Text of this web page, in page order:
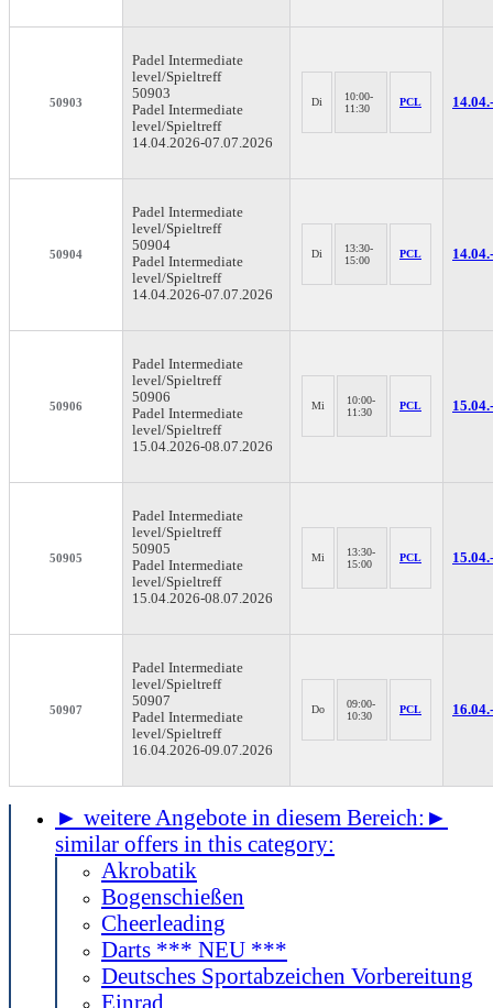
50903
Padel Intermediate
level/Spieltreff
50903
Padel Intermediate
level/Spieltreff
14.04.2026-07.07.2026
Di
10:00-
11:30
PCL 14.04.-
50904
Padel Intermediate
level/Spieltreff
50904
Padel Intermediate
level/Spieltreff
14.04.2026-07.07.2026
Di
13:30-
15:00
PCL 14.04.-
50906
Padel Intermediate
level/Spieltreff
50906
Padel Intermediate
level/Spieltreff
15.04.2026-08.07.2026
Mi
10:00-
11:30
PCL 15.04.-
50905
Padel Intermediate
level/Spieltreff
50905
Padel Intermediate
level/Spieltreff
15.04.2026-08.07.2026
Mi
13:30-
15:00
PCL 15.04.-
50907
Padel Intermediate
level/Spieltreff
50907
Padel Intermediate
level/Spieltreff
16.04.2026-09.07.2026
Do
09:00-
10:30
PCL 16.04.-
► weitere Angebote in diesem Bereich: ►
similar offers in this category:
Akrobatik
Bogenschießen
Cheerleading
Darts *** NEU ***
Deutsches Sportabzeichen Vorbereitung
Einrad